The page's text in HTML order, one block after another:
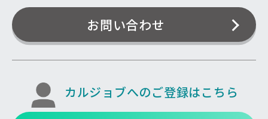
お問い合わせ
カルジョブへのご登録はこちら